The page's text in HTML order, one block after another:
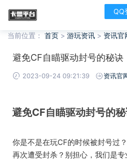
QQ
当前位置： 首页 > 游玩资讯 > 资讯官
避免CF自瞄驱动封号的秘诀
2023-09-24 09:21:39 资讯官
避免CF自瞄驱动封号的
你是不是在玩CF的时候被封号过
再次遭受封杀？别担心，我们是